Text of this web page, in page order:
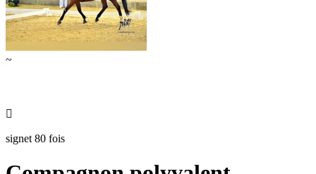
~

signet 80 fois